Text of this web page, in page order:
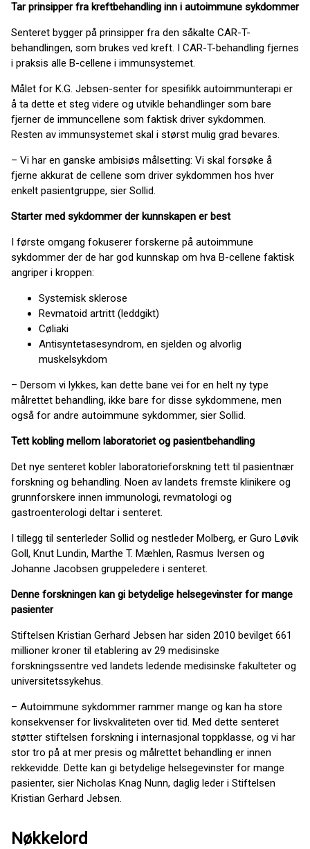
Tar prinsipper fra kreftbehandling inn i autoimmune sykdommer
Senteret bygger på prinsipper fra den såkalte CAR-T-
behandlingen, som brukes ved kreft. I CAR-T-behandling fjernes
i praksis alle B-cellene i immunsystemet.
Målet for K.G. Jebsen-senter for spesifikk autoimmunterapi er
å ta dette et steg videre og utvikle behandlinger som bare
fjerner de immuncellene som faktisk driver sykdommen.
Resten av immunsystemet skal i størst mulig grad bevares.
– Vi har en ganske ambisiøs målsetting: Vi skal forsøke å
fjerne akkurat de cellene som driver sykdommen hos hver
enkelt pasientgruppe, sier Sollid.
Starter med sykdommer der kunnskapen er best
I første omgang fokuserer forskerne på autoimmune
sykdommer der de har god kunnskap om hva B-cellene faktisk
angriper i kroppen:
Systemisk sklerose
Revmatoid artritt (leddgikt)
Cøliaki
Antisyntetasesyndrom, en sjelden og alvorlig
muskelsykdom
– Dersom vi lykkes, kan dette bane vei for en helt ny type
målrettet behandling, ikke bare for disse sykdommene, men
også for andre autoimmune sykdommer, sier Sollid.
Tett kobling mellom laboratoriet og pasientbehandling
Det nye senteret kobler laboratorieforskning tett til pasientnær
forskning og behandling. Noen av landets fremste klinikere og
grunnforskere innen immunologi, revmatologi og
gastroenterologi deltar i senteret.
I tillegg til senterleder Sollid og nestleder Molberg, er Guro Løvik
Goll, Knut Lundin, Marthe T. Mæhlen, Rasmus Iversen og
Johanne Jacobsen gruppeledere i senteret.
Denne forskningen kan gi betydelige helsegevinster for mange
pasienter
Stiftelsen Kristian Gerhard Jebsen har siden 2010 bevilget 661
millioner kroner til etablering av 29 medisinske
forskningssentre ved landets ledende medisinske fakulteter og
universitetssykehus.
– Autoimmune sykdommer rammer mange og kan ha store
konsekvenser for livskvaliteten over tid. Med dette senteret
støtter stiftelsen forskning i internasjonal toppklasse, og vi har
stor tro på at mer presis og målrettet behandling er innen
rekkevidde. Dette kan gi betydelige helsegevinster for mange
pasienter, sier Nicholas Knag Nunn, daglig leder i Stiftelsen
Kristian Gerhard Jebsen.
Nøkkelord